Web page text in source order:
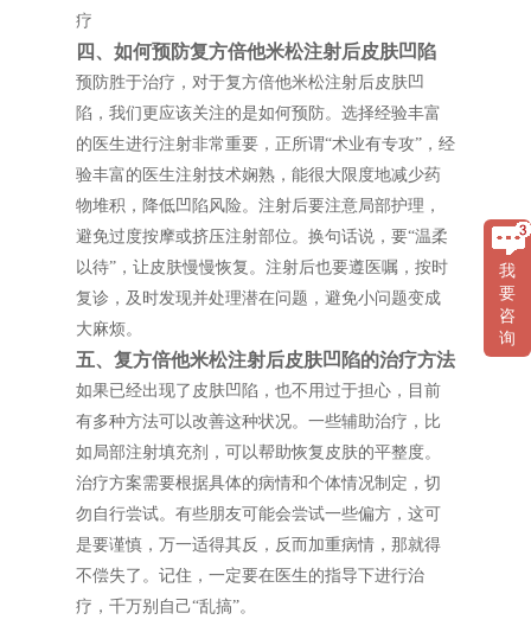
疗
四、如何预防复方倍他米松注射后皮肤凹陷
预防胜于治疗，对于复方倍他米松注射后皮肤凹
陷，我们更应该关注的是如何预防。选择经验丰富
的医生进行注射非常重要，正所谓“术业有专攻”，经
验丰富的医生注射技术娴熟，能很大限度地减少药
物堆积，降低凹陷风险。注射后要注意局部护理，
避免过度按摩或挤压注射部位。换句话说，要“温柔
以待”，让皮肤慢慢恢复。注射后也要遵医嘱，按时
复诊，及时发现并处理潜在问题，避免小问题变成
大麻烦。
五、复方倍他米松注射后皮肤凹陷的治疗方法
如果已经出现了皮肤凹陷，也不用过于担心，目前
有多种方法可以改善这种状况。一些辅助治疗，比
如局部注射填充剂，可以帮助恢复皮肤的平整度。
治疗方案需要根据具体的病情和个体情况制定，切
勿自行尝试。有些朋友可能会尝试一些偏方，这可
是要谨慎，万一适得其反，反而加重病情，那就得
不偿失了。记住，一定要在医生的指导下进行治
疗，千万别自己“乱搞”。
我
要
咨
询